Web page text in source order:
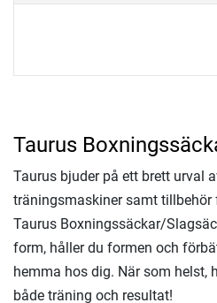
Taurus
Taurus bjuder på ett brett urval
träningsmaskiner samt tillbehör
Taurus Boxningssäckar/
form, håller du formen och
hemma hos dig. När som helst,
både träning och resultat!